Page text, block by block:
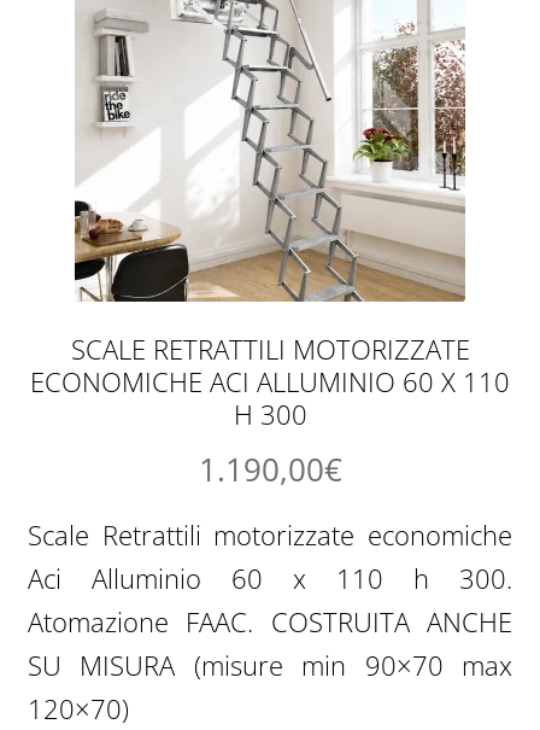
SCALE RETRATTILI MOTORIZZATE
ECONOMICHE ACI ALLUMINIO 60 X 110
H 300
1.190,00€
Scale Retrattili motorizzate economiche
Aci Alluminio 60 x 110 h 300.
Atomazione FAAC. COSTRUITA ANCHE
SU MISURA (misure min 90×70 max
120×70)